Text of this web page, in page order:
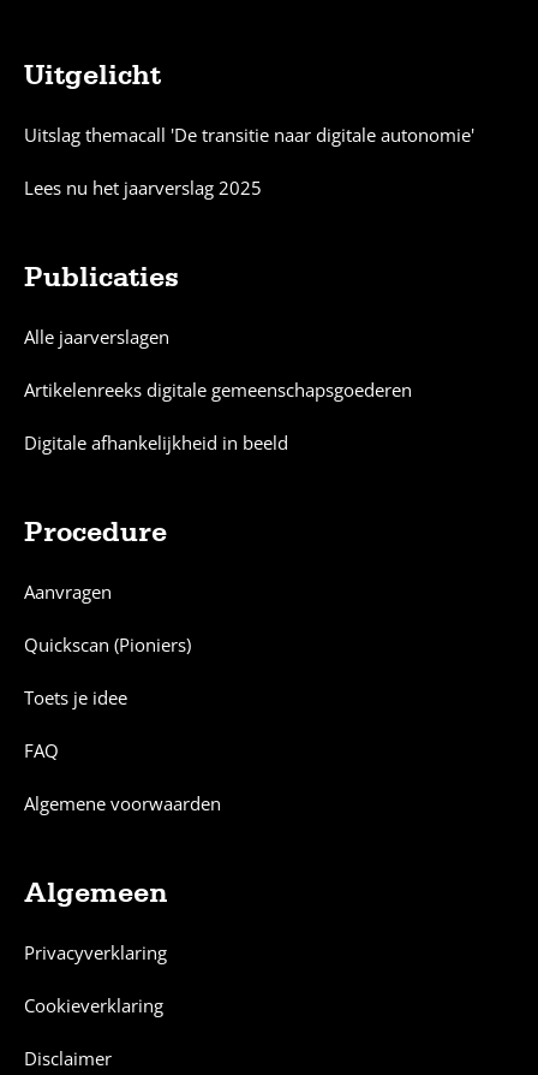
Uitgelicht
Uitslag themacall 'De transitie naar digitale autonomie'
Lees nu het jaarverslag 2025
Publicaties
Alle jaarverslagen
Artikelenreeks digitale gemeenschapsgoederen
Digitale afhankelijkheid in beeld
Procedure
Aanvragen
Quickscan (Pioniers)
Toets je idee
FAQ
Algemene voorwaarden
Algemeen
Privacyverklaring
Cookieverklaring
Disclaimer